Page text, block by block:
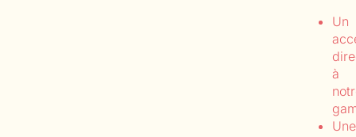
Un
à
Une